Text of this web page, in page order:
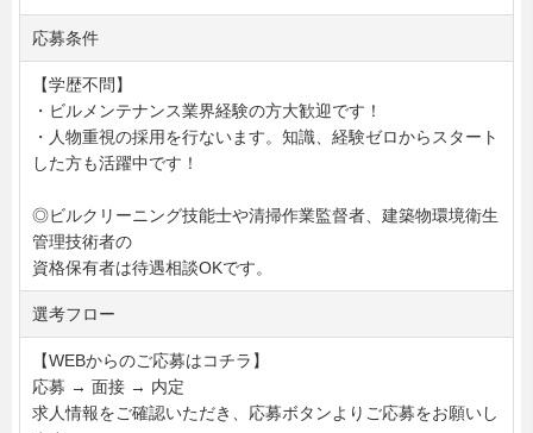
応募条件
【学歴不問】
・ビルメンテナンス業界経験の方大歓迎です！
・人物重視の採用を行ないます。知識、経験ゼロからスタート
した方も活躍中です！
◎ビルクリーニング技能士や清掃作業監督者、建築物環境衛生
管理技術者の
資格保有者は待遇相談OKです。
選考フロー
【WEBからのご応募はコチラ】
応募 → 面接 → 内定
求人情報をご確認いただき、応募ボタンよりご応募をお願いし